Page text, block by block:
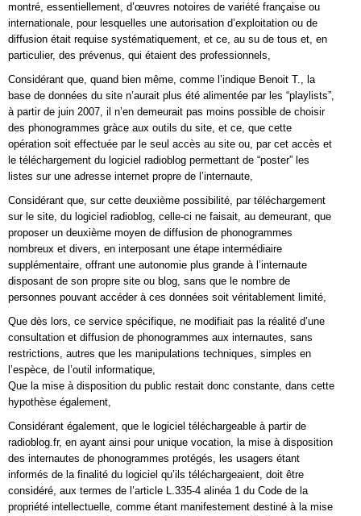
montré, essentiellement, d’œuvres notoires de variété française ou
internationale, pour lesquelles une autorisation d’exploitation ou de
diffusion était requise systématiquement, et ce, au su de tous et, en
particulier, des prévenus, qui étaient des professionnels,
Considérant que, quand bien même, comme l’indique Benoit T., la
base de données du site n’aurait plus été alimentée par les “playlists”,
à partir de juin 2007, il n’en demeurait pas moins possible de choisir
des phonogrammes gràce aux outils du site, et ce, que cette
opération soit effectuée par le seul accès au site ou, par cet accès et
le téléchargement du logiciel radioblog permettant de “poster” les
listes sur une adresse internet propre de l’internaute,
Considérant que, sur cette deuxième possibilité, par téléchargement
sur le site, du logiciel radioblog, celle-ci ne faisait, au demeurant, que
proposer un deuxième moyen de diffusion de phonogrammes
nombreux et divers, en interposant une étape intermédiaire
supplémentaire, offrant une autonomie plus grande à l’internaute
disposant de son propre site ou blog, sans que le nombre de
personnes pouvant accéder à ces données soit véritablement limité,
Que dès lors, ce service spécifique, ne modifiait pas la réalité d’une
consultation et diffusion de phonogrammes aux internautes, sans
restrictions, autres que les manipulations techniques, simples en
l’espèce, de l’outil informatique,
Que la mise à disposition du public restait donc constante, dans cette
hypothèse également,
Considérant également, que le logiciel téléchargeable à partir de
radioblog.fr, en ayant ainsi pour unique vocation, la mise à disposition
des internautes de phonogrammes protégés, les usagers étant
informés de la finalité du logiciel qu’ils téléchargeaient, doit être
considéré, aux termes de l’article L.335-4 alinéa 1 du Code de la
propriété intellectuelle, comme étant manifestement destiné à la mise